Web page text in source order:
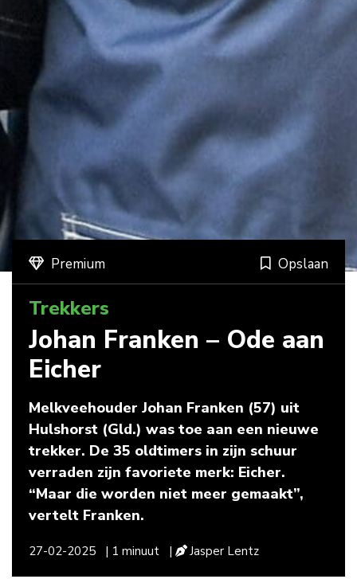
Premium Opslaan
Trekkers
Johan Franken – Ode aan
Eicher
Melkveehouder Johan Franken (57) uit
Hulshorst (Gld.) was toe aan een nieuwe
trekker. De 35 oldtimers in zijn schuur
verraden zijn favoriete merk: Eicher.
“Maar die worden niet meer gemaakt”,
vertelt Franken.
27-02-2025 | 1 minuut | Jasper Lentz